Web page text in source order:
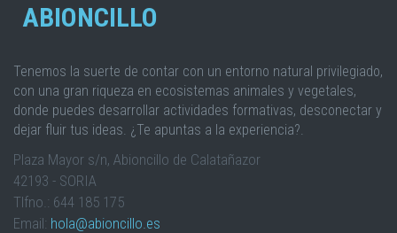
ABIONCILLO
Tenemos la suerte de contar con un entorno natural privilegiado,
con una gran riqueza en ecosistemas animales y vegetales,
donde puedes desarrollar actividades formativas, desconectar y
dejar fluir tus ideas. ¿Te apuntas a la experiencia?.
Plaza Mayor s/n, Abioncillo de Calatañazor
42193 - SORIA
Tlfno.: 644 185 175
Email: hola@abioncillo.es